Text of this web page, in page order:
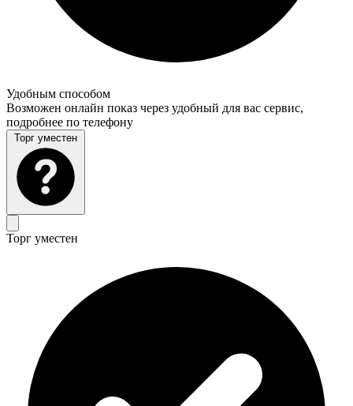
Удобным способом
Возможен онлайн показ через удобный для вас сервис,
подробнее по телефону
Торг уместен
Торг уместен